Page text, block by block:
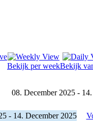
Bekijk per weekBekijk
08. December 2025 -
- 14. December 2025